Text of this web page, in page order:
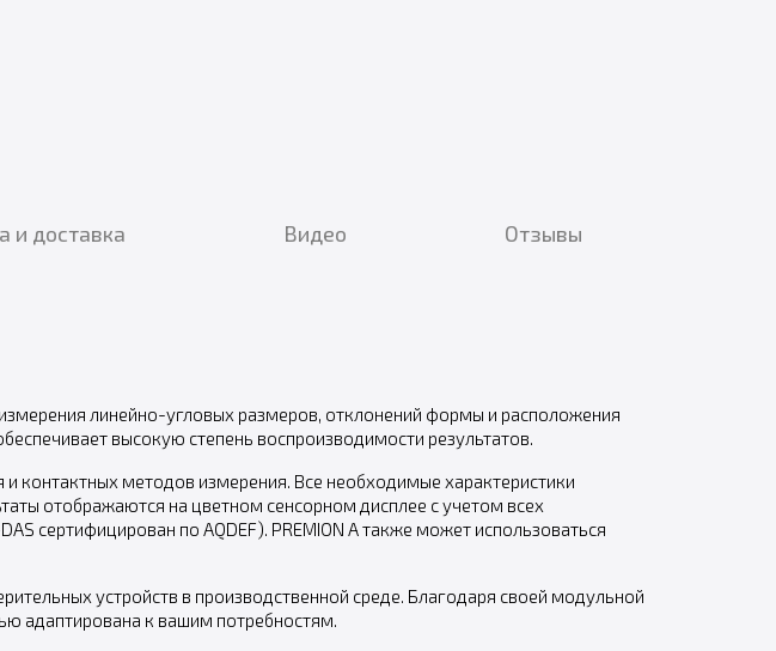
и доставка Видео Отзывы
линейно-угловых размеров, отклонений формы и расположения
высокую степень воспроизводимости результатов.
контактных методов измерения. Все необходимые характеристики
отображаются на цветном сенсорном дисплее с учетом всех
сертифицирован по AQDEF). PREMION A также может использоваться
устройств в производственной среде. Благодаря своей модульной
адаптирована к вашим потребностям.